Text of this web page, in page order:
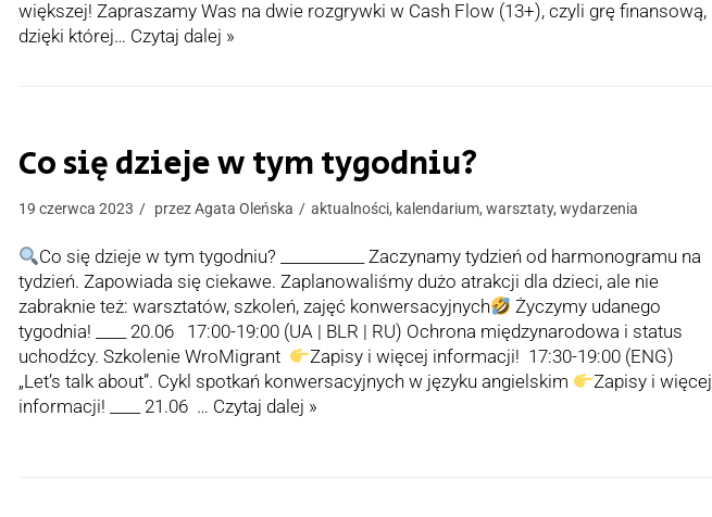
większej! Zapraszamy Was na dwie rozgrywki w Cash Flow (13+), czyli grę finansową,
dzięki której… Czytaj dalej »
Co się dzieje w tym tygodniu?
19 czerwca 2023 przezAgata Oleńska aktualności, kalendarium, warsztaty, wydarzenia
Co się dzieje w tym tygodniu? ___________ Zaczynamy tydzień od harmonogramu na
tydzień. Zapowiada się ciekawe. Zaplanowaliśmy dużo atrakcji dla dzieci, ale nie
zabraknie też: warsztatów, szkoleń, zajęć konwersacyjnych
Życzymy udanego
tygodnia! ____ 20.06 17:00-19:00 (UA | BLR | RU) Ochrona międzynarodowa i status
uchodźcy. Szkolenie WroMigrant
Zapisy i więcej informacji! 17:30-19:00 (ENG)
„Let’s talk about”. Cykl spotkań konwersacyjnych w języku angielskim
Zapisy i więcej
informacji! ____ 21.06 … Czytaj dalej »